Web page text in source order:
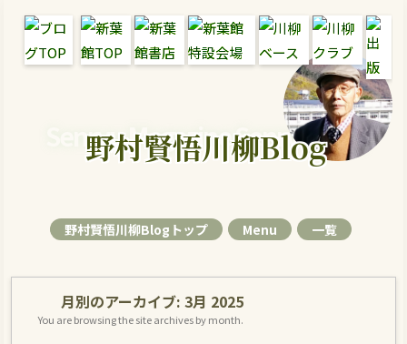
Senryu Magazine Senryu Blog
野村賢悟川柳Blog
野村賢悟川柳Blogトップ Menu 一覧
月別のアーカイブ: 3月 2025
You are browsing the site archives by month.